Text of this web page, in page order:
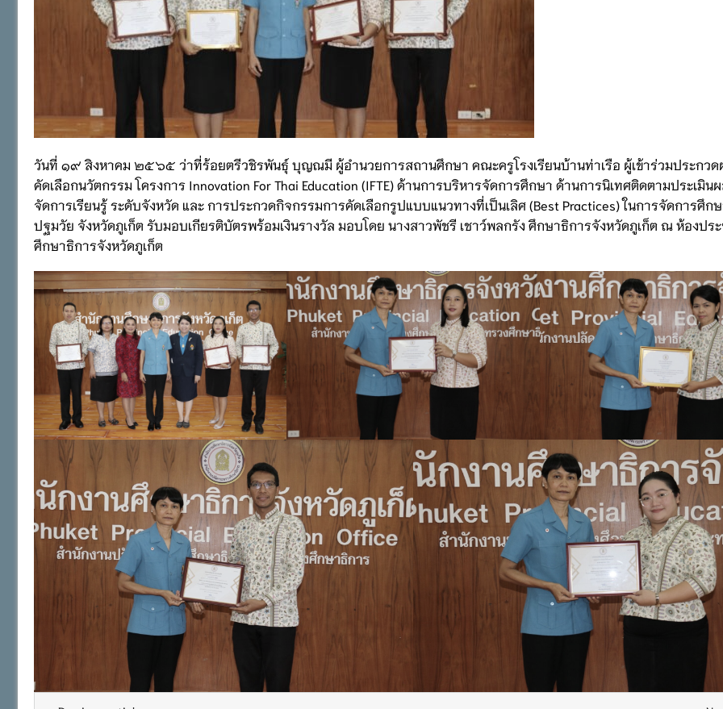
วันที่ ๑๙ สิงหาคม ๒๕๖๕ ว่าที่ร้อยตรีวชิรพันธุ์ บุญณมี ผู้อำนวยการสถานศึกษา คณะครูโรงเรียนบ้านท่าเรือ ผู้เข้าร่วมประกวด
คัดเลือกนวัตกรรม โครงการ Innovation For Thai Education (IFTE) ด้านการบริหารจัดการศึกษา ด้านการนิเทศติดตามประเมิน
จัดการเรียนรู้ ระดับจังหวัด และ การประกวดกิจกรรมการคัดเลือกรูปแบบแนวทางที่เป็นเลิศ (Best Practices) ในการจัดการศึก
ปฐมวัย จังหวัดภูเก็ต รับมอบเกียรติบัตรพร้อมเงินรางวัล มอบโดย นางสาวพัชรี เชาว์พลกรัง ศึกษาธิการจังหวัดภูเก็ต ณ ห้องปร
ศึกษาธิการจังหวัดภูเก็ต